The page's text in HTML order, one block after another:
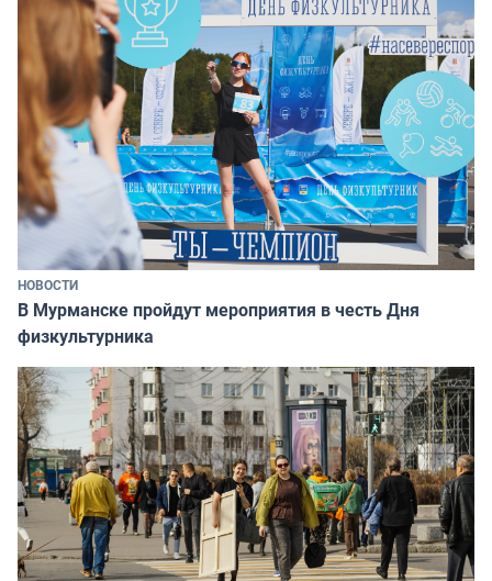
НОВОСТИ
В Мурманске пройдут мероприятия в честь Дня
физкультурника